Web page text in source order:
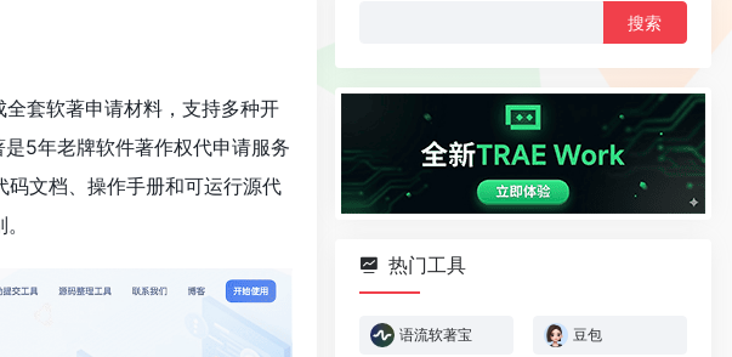
套软著申请材料，支持多种开
5年老牌软件著作权代申请服务
文档、操作手册和可运行源代
热门工具
语流软著宝 豆包